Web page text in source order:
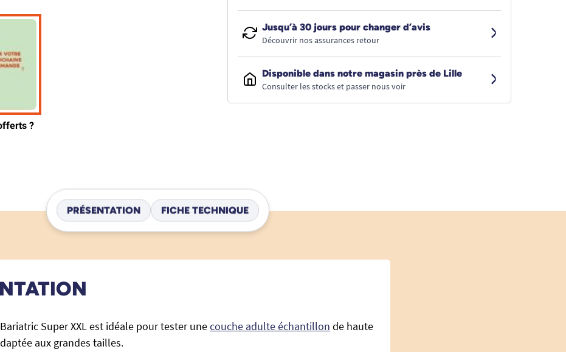
Jusqu’à 30 jours pour changer d’avis
Découvrir nos assurances retour
Disponible dans notre magasin près de Lille
Consulter les stocks et passer nous voir
PRÉSENTATION FICHE TECHNIQUE
Super XXL est idéale pour tester unecouche adulte échantillon de haute
aux grandes tailles.